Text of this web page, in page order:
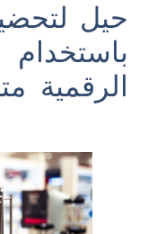
حيل
الرقمية